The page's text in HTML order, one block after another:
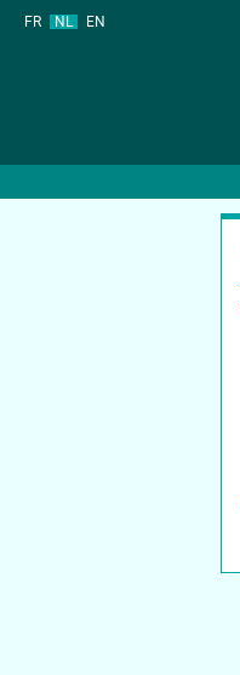
FR NL EN